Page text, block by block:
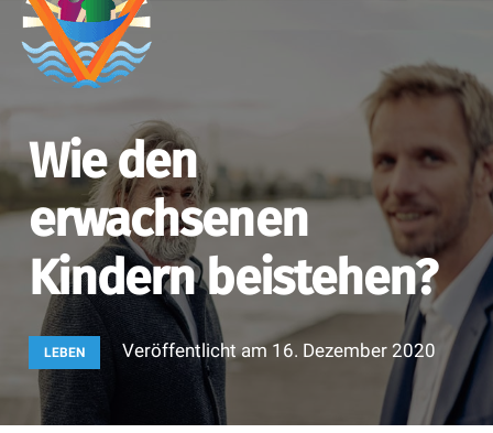
Wie den
erwachsenen
Kindern beistehen?
LEBEN Veröffentlicht am 16. Dezember 2020